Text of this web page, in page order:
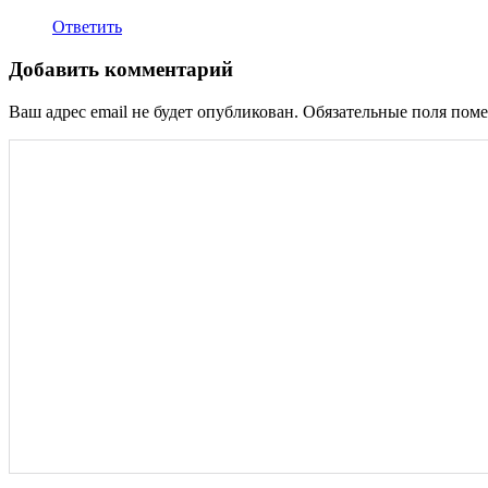
Ответить
Добавить комментарий
Ваш адрес email не будет опубликован. Обязательные поля